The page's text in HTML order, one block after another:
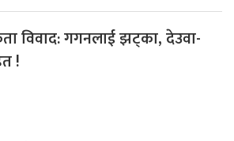
विवाद: गगनलाई झट्का, देउवा-
!